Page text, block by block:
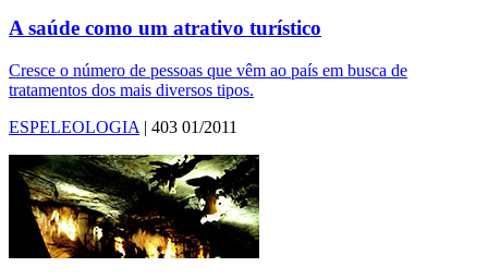
A saúde como um atrativo turístico
Cresce o número de pessoas que vêm ao país em busca de
tratamentos dos mais diversos tipos.
ESPELEOLOGIA | 403 01/2011